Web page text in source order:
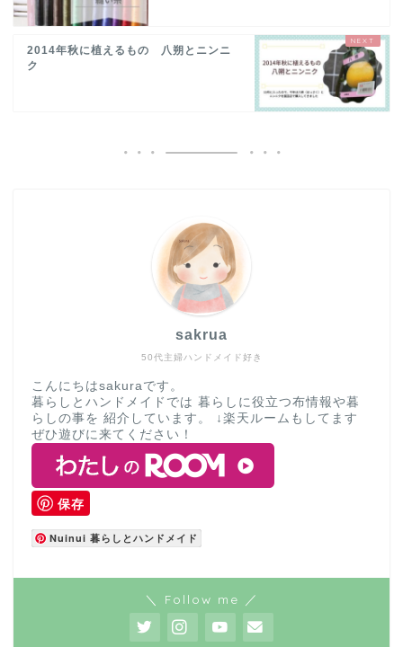
2014年秋に植えるもの 八朔とニンニ
ク
50代主婦ハンドメイド好き
sakrua
こんにちはsakuraです。
暮らしとハンドメイドでは 暮らしに役立つ布情報や暮
らしの事を 紹介しています。 ↓楽天ルームもしてます
ぜひ遊びに来てください！
保存
Nuinui 暮らしとハンドメイド
＼ Follow me ／